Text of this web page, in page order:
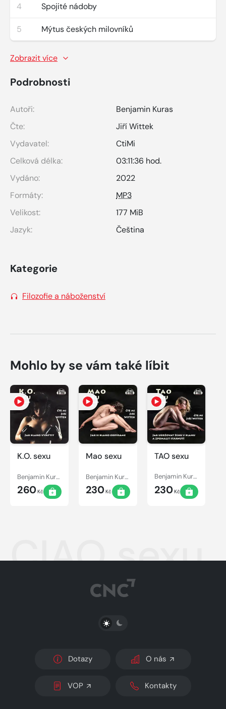
4 Spojité nádoby
5 Mýtus českých milovníků
Zobrazit více
Podrobnosti
Autoři:
Benjamin Kuras
Čte:
Jiří Wittek
Vydavatel:
CtiMi
Celková délka:
03:11:36 hod.
Vydáno:
2022
Formáty:
MP3
Velikost:
177 MiB
Jazyk:
Čeština
Kategorie
Filozofie a náboženství
Mohlo by se vám také líbit
K.O. sexu
Benjamin Kuras
260Kč
Mao sexu
Benjamin Kuras
230Kč
TAO sexu
Benjamin Kuras
230Kč
CIAO sexu
PŘEPNOUT SVĚTLÝ/TMAVÝ REŽIM
Dotazy O nás
VOP Kontakty